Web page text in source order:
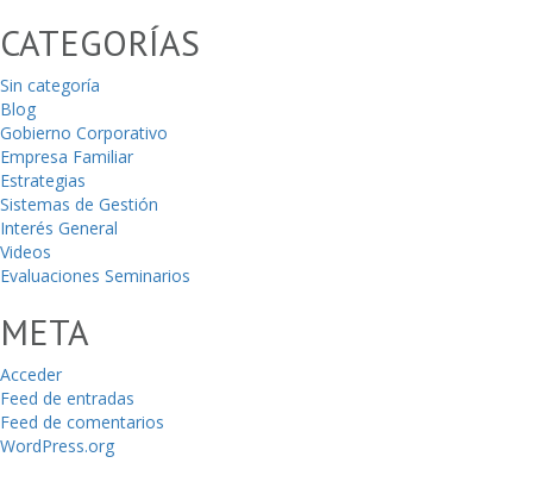
CATEGORÍAS
Sin categoría
Blog
Gobierno Corporativo
Empresa Familiar
Estrategias
Sistemas de Gestión
Interés General
Videos
Evaluaciones Seminarios
META
Acceder
Feed de entradas
Feed de comentarios
WordPress.org